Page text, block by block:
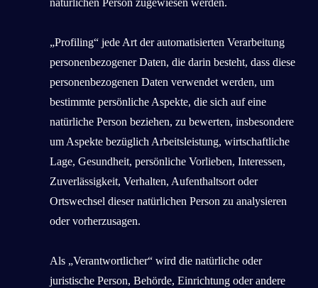
natürlichen Person zugewiesen werden.
„Profiling“ jede Art der automatisierten Verarbeitung
personenbezogener Daten, die darin besteht, dass diese
personenbezogenen Daten verwendet werden, um
bestimmte persönliche Aspekte, die sich auf eine
natürliche Person beziehen, zu bewerten, insbesondere
um Aspekte bezüglich Arbeitsleistung, wirtschaftliche
Lage, Gesundheit, persönliche Vorlieben, Interessen,
Zuverlässigkeit, Verhalten, Aufenthaltsort oder
Ortswechsel dieser natürlichen Person zu analysieren
oder vorherzusagen.
Als „Verantwortlicher“ wird die natürliche oder
juristische Person, Behörde, Einrichtung oder andere